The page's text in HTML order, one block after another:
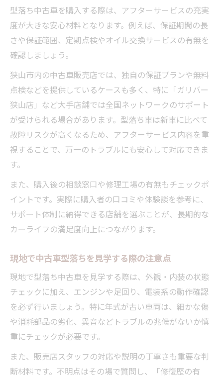
型落ち中古車を購入する際は、アフターサービスの充実
度が大きな安心材料となります。例えば、保証期間の長
さや保証範囲、定期点検やオイル交換サービスの有無を
確認しましょう。
狭山市内の中古車販売店では、独自の保証プランや無料
点検などを提供しているケースも多く、特に「ガリバー
狭山店」など大手店舗では全国ネットワークのサポート
が受けられる場合があります。型落ち車は新車に比べて
故障リスクが高くなるため、アフターサービス内容を重
視することで、万一のトラブルにも安心して対応できま
す。
また、購入後の相談窓口や修理工場の有無もチェックポ
イントです。実際に購入者の口コミや体験談を参考に、
サポート体制に納得できる店舗を選ぶことが、長期的な
カーライフの満足度向上につながります。
現地で中古車型落ちを見学する際の注意点
現地で型落ち中古車を見学する際は、外観・内装の状態
チェックに加え、エンジンや足回り、電装系の動作確認
を必ず行いましょう。特に年式が古い車両は、細かな傷
や消耗部品の劣化、異音などトラブルの兆候がないか慎
重にチェックが必要です。
また、販売店スタッフの対応や説明の丁寧さも重要な判
断材料です。不明点はその場で質問し、「修復歴の有